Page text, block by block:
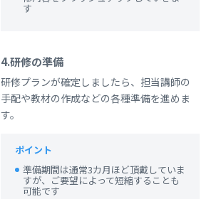
す
4.研修の準備
研修プランが確定しましたら、担当講師の
手配や教材の作成などの各種準備を進めま
す。
ポイント
準備期間は通常3カ月ほど頂戴していま
すが、ご要望によって短縮することも
可能です